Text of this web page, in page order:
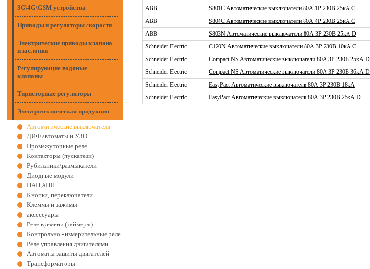
3G\4G\GSM устройства
Приводы и регуляторы скорости
Электрические приводы клапана
и заслонки
Регулирующие водяные
клапаны
Тиристорные регуляторы
Электротехническая продукция
Автоматические выключатели
ДИФ автоматы и УЗО
Промежуточные реле
Контакторы (пускатели)
Рубильники\размыкатели
Диодные модули
ЦАП,АЦП
Кнопки, переключатели
Клеммы и зажимы
аксессуары
Реле времени (таймеры)
Контрольно - измерительные реле
Реле управления двигателями
Автоматы защиты двигателей
Трансформаторы
ABB
S801С Автоматические выключатели 80А 1P 230В 25кА C
ABB
S804С Автоматические выключатели 80А 4P 230В 25кА C
ABB
S803N Автоматические выключатели 80А 3P 230В 25кА D
Schneider Electric
С120N Автоматические выключатели 80А 3P 230В 10кА C
Schneider Electric
Compact NS Автоматические выключатели 80А 3P 230В 25кА D
Schneider Electric
Compact NS Автоматические выключатели 80А 3P 230В 36кА D
Schneider Electric
EasyPact Автоматические выключатели 80А 3P 230В 18кА
Schneider Electric
EasyPact Автоматические выключатели 80А 3P 230В 25кА D